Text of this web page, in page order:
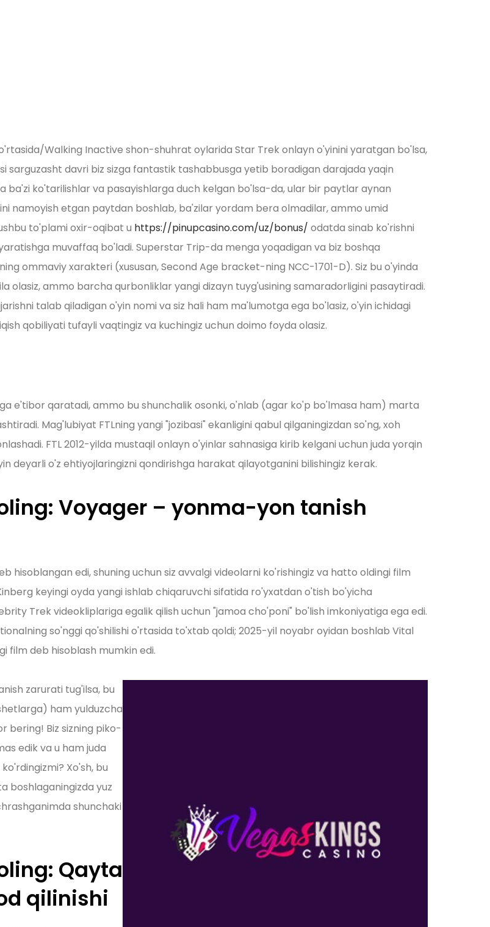
Walking Inactive shon-shuhrat oylarida Star Trek onlayn o'yinini yaratgan bo'lsa,
sarguzasht davri biz sizga fantastik tashabbusga yetib boradigan darajada yaqin
ba'zi ko'tarilishlar va pasayishlarga duch kelgan bo'lsa-da, ular bir paytlar aynan
namoyish etgan paytdan boshlab, ba'zilar yordam bera olmadilar, ammo umid
to'plami oxir-oqibat u https://pinupcasino.com/uz/bonus/ odatda sinab ko'rishni
muvaffaq bo'ladi. Superstar Trip-da menga yoqadigan va biz boshqa
ommaviy xarakteri (xususan, Second Age bracket-ning NCC-1701-D). Siz bu o'yinda
olasiz, ammo barcha qurbonliklar yangi dizayn tuyg'usining samaradorligini pasaytiradi.
talab qiladigan o'yin nomi va siz hali ham ma'lumotga ega bo'lasiz, o'yin ichidagi
qobiliyati tufayli vaqtingiz va kuchingiz uchun doimo foyda olasiz.
e'tibor qaratadi, ammo bu shunchalik osonki, o'nlab (agar ko'p bo'lmasa ham) marta
Mag'lubiyat FTLning yangi "jozibasi" ekanligini qabul qilganingizdan so'ng, xoh
FTL 2012-yilda mustaqil onlayn o'yinlar sahnasiga kirib kelgani uchun juda yorqin
deyarli o'z ehtiyojlaringizni qondirishga harakat qilayotganini bilishingiz kerak.
Voyager – yonma-yon tanish
hisoblangan edi, shuning uchun siz avvalgi videolarni ko'rishingiz va hatto oldingi film
keyingi oyda yangi ishlab chiqaruvchi sifatida ro'yxatdan o'tish bo'yicha
Trek videokliplariga egalik qilish uchun "jamoa cho'poni" bo'lish imkoniyatiga ega edi.
so'nggi qo'shilishi o'rtasida to'xtab qoldi; 2025-yil noyabr oyidan boshlab Vital
film deb hisoblash mumkin edi.
zarurati tug'ilsa, bu
ham yulduzcha
bering! Biz sizning piko-
edik va u ham juda
Xo'sh, bu
boshlaganingizda yuz
shunchaki
Qayta
qilinishi